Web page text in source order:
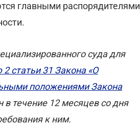
главными распорядителями
суда для
2 статьи 31 Закона «О
положениями Закона
течение 12 месяцев со дня
к ним.